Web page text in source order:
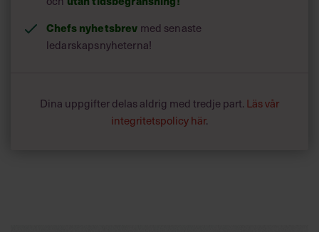
Chefs nyhetsbrev med senaste
ledarskapsnyheterna!
Dina uppgifter delas aldrig med tredje part. Läs vår
integritetspolicy här.